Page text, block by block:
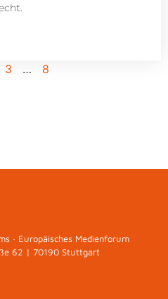
3 … 8
· Europäisches Medienforum
62 | 70190 Stuttgart